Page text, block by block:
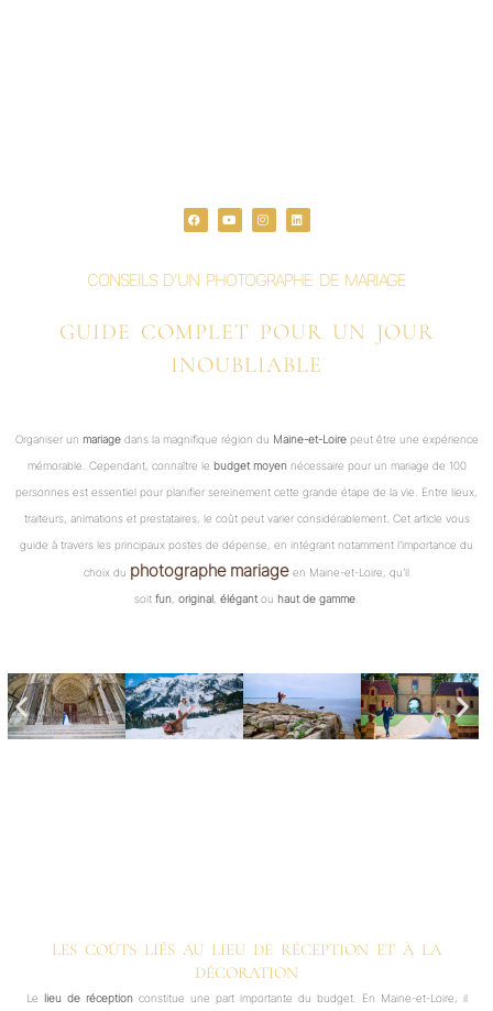
a
c
o
k
o
u
e
n
s
r
a
i
n
n
CONSEILS D’UN PHOTOGRAPHE DE MARIAGE
GUIDE COMPLET POUR UN JOUR
INOUBLIABLE
Organiser un mariagedans la magnifique région du Maine-et-Loirepeut être une expérience
mémorable. Cependant, connaître le budget moyennécessaire pour un mariage de 100
personnes est essentiel pour planifier sereinement cette grande étape de la vie. Entre lieux,
traiteurs, animations et prestataires, le coût peut varier considérablement. Cet article vous
guide à travers les principaux postes de dépense, en intégrant notamment l’importance du
choix du photographe mariage en Maine-et-Loire, qu’il
soit fun original élégant ou haut de gamme
LES COÛTS LIÉS AU LIEU DE RÉCEPTION ET À LA
DÉCORATION
Le lieu de réceptionconstitue une part importante du budget. En Maine-et-Loire, il